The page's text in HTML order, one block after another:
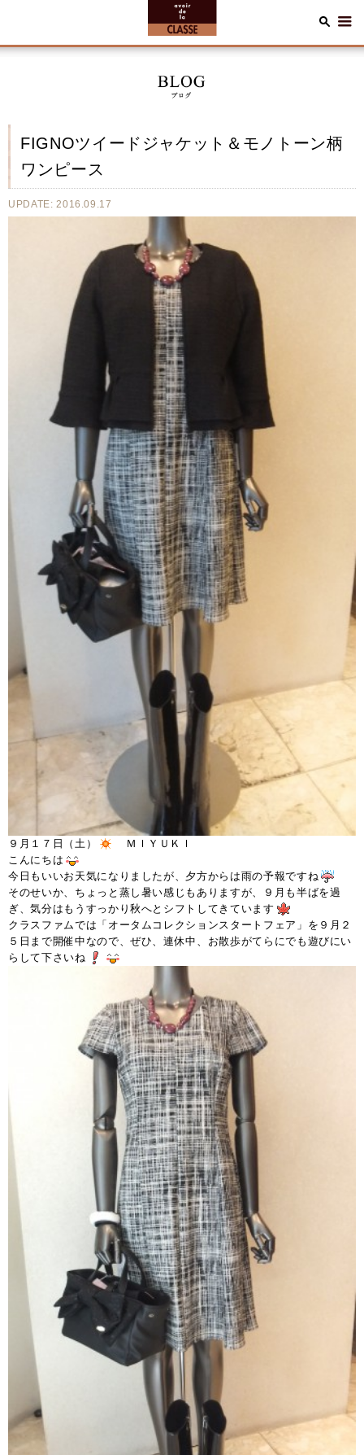
FIGNOツイードジャケット＆モノトーン柄
ワンピース
UPDATE: 2016.09.17
９月１７日（土）
ＭＩＹＵＫＩ
こんにちは
今日もいいお天気になりましたが、夕方からは雨の予報ですね
そのせいか、ちょっと蒸し暑い感じもありますが、９月も半ばを過
ぎ、気分はもうすっかり秋へとシフトしてきています
クラスファムでは「オータムコレクションスタートフェア」を９月２
５日まで開催中なので、ぜひ、連休中、お散歩がてらにでも遊びにい
らして下さいね